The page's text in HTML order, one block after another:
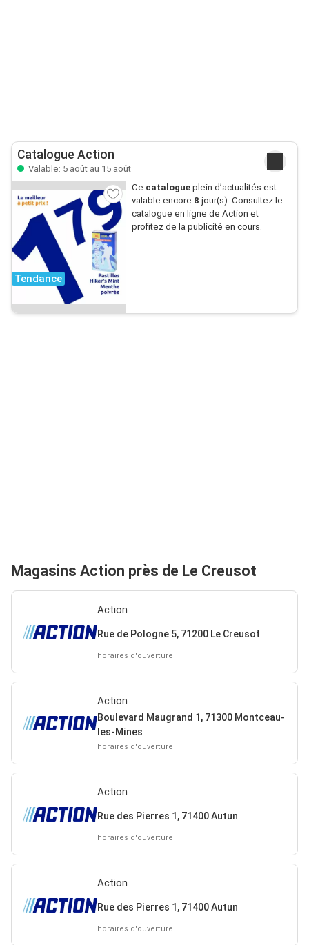
Catalogue Action
Valable: 5 août au 15 août
Tendance
Ce catalogueplein d’actualités est
valable encore 8 jour(s). Consultez le
catalogue en ligne de Action et
profitez de la publicité en cours.
Magasins Action près de Le Creusot
Action
Rue de Pologne 5, 71200 Le Creusot
horaires d'ouverture
Action
Boulevard Maugrand 1, 71300 Montceau-
les-Mines
horaires d'ouverture
Action
Rue des Pierres 1, 71400 Autun
horaires d'ouverture
Action
Rue des Pierres 1, 71400 Autun
horaires d'ouverture